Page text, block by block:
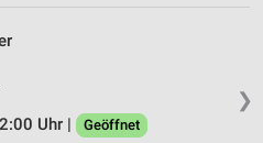
❯
Uhr |
Geöffnet